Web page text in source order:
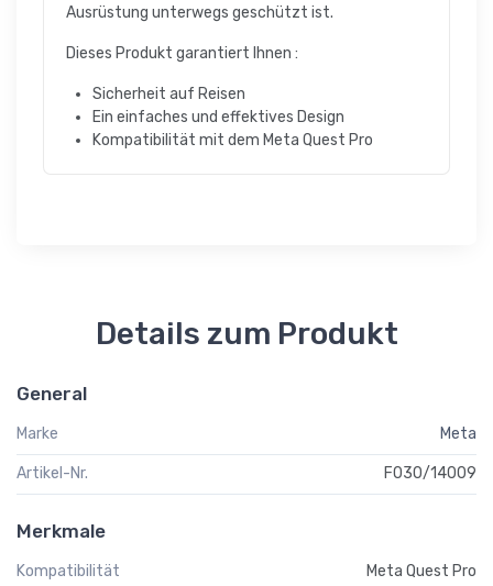
Ausrüstung unterwegs geschützt ist.
Dieses Produkt garantiert Ihnen :
Sicherheit auf Reisen
Ein einfaches und effektives Design
Kompatibilität mit dem Meta Quest Pro
Details zum Produkt
General
Marke Meta
Artikel-Nr. F030/14009
Merkmale
Kompatibilität Meta Quest Pro